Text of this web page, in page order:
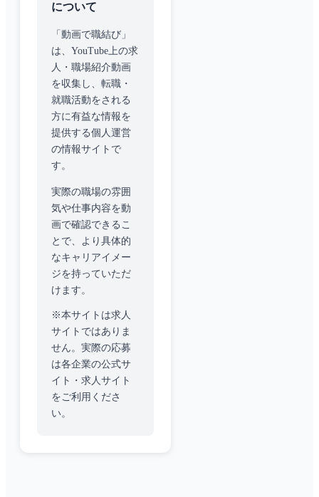
について
「動画で職結び」
は、YouTube上の求
人・職場紹介動画
を収集し、転職・
就職活動をされる
方に有益な情報を
提供する個人運営
の情報サイトで
す。
実際の職場の雰囲
気や仕事内容を動
画で確認できるこ
とで、より具体的
なキャリアイメー
ジを持っていただ
けます。
※本サイトは求人
サイトではありま
せん。実際の応募
は各企業の公式サ
イト・求人サイト
をご利用くださ
い。